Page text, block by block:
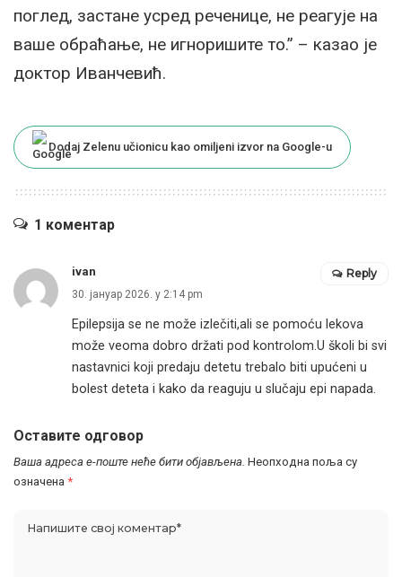
поглед, застане усред реченице, не реагује на
ваше обраћање, не игноришите то.” – казао је
доктор Иванчевић.
Dodaj Zelenu učionicu kao omiljeni izvor na Google-u
1 коментар
ivan
30. јануар 2026. у 2:14 pm
Epilepsija se ne može izlečiti,ali se pomoću lekova
može veoma dobro držati pod kontrolom.U školi bi svi
nastavnici koji predaju detetu trebalo biti upućeni u
bolest deteta i kako da reaguju u slučaju epi napada.
Reply
Оставите одговор
Ваша адреса е-поште неће бити објављена. Неопходна поља су
означена *